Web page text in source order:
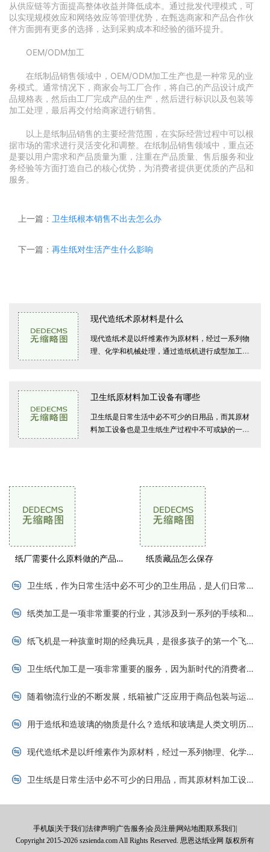
从供应链等方面提高整体收益并降低成本。通过批发代理模式，可
以实现规模效应和网络效应等管理优势，在甄选商家和产品合作伙
伴方面拥有更多的选择，达到采购成本和经验的循环提升。
OEM/ODM加工
在纸制品销售领域中，OEM/ODM加工生产也是一种常见的业
务模式。通常情况下，商家会与工厂合作，将自己的产品设计成产
品规格表，然后由工厂完成产品的生产，然后进行标识以及包装等
加工处理，最后再交付给商家进行销售。
以上是纸制品销售的主要经营范围，在实际经营过程中可以根
据市场的需求进行灵活变化和调整。在纸制品销售领域中，重点还
是要以用户需求和产品质量为重，注重在产品质量、售后服务和业
务经验等方面打造自己的核心优势，为消费者提供更优质的产品和
服务。
上一篇： 卫生纸根本销售不出去怎么办
下一篇： 再生纸对生活产生什么影响
现代造纸术原材料是什么
现代造纸术是以纤维素作为原材料，经过一系列物
理、化学和机械处理，通过造纸机进行成型加工，
卫生纸原材料加工设备有哪些
卫生纸是日常生活中必不可少的日用品，而其原材
料加工设备也是卫生纸生产过程中不可或缺的一
纸厂需要什么原料做的产品好 纸质藏品怎么保存
卫生纸，作为日常生活中必不可少的卫生用品，是人们日常生活中最基本的生活用品之一。卫生纸的原材料是什么做的呢？其实，卫生纸的原纸主要来源于木浆和再生纸两种原材料。木
纸类加工是一项非常重要的行业，其涉及到一系列的手续和证件。在中国，从事纸类加工必须获得相关许可证以保证产品符合国家标准并遵循相关法规。下面是一些我们需要了解的手续
纸飞机是一种孩童时期的经典玩具，是很多孩子的第一个飞行物品。但其实，纸飞机也可以被广泛的应用于成人世界。有很多成人都对纸飞机折的技术很感兴趣，上千种的纸飞机折法为
卫生纸代加工是一项非常重要的服务，因为新时代的消费者对高品质、高性能的卫生纸需求不断提高，这使得许多卫生纸代加工公司获得了越来越多的商机。如何联系客户以获取新订单
随着物流行业的不断发展，纸箱被广泛应用于商品包装与运输。而纸箱制造行业也因此获得了迅猛的发展。作为纸箱制造行业的核心，纸箱厂需要一系列的设备来支撑生产制造。本文将
用于造纸和造玻璃的物质是什么？造纸和玻璃是人类文明历史上最重要的发明之一。在古代，造纸和玻璃是过去生活中不可或缺的重要物质，而现今，由于科技不断提升和材料工艺的不
现代造纸术是以纤维素作为原材料，经过一系列物理、化学和机械处理，通过造纸机进行成型加工，生产出各种类型的纸张。在现代产业化的造纸过程中，原材料的选择和处理对最终纸
卫生纸是日常生活中必不可少的日用品，而其原材料加工设备也是卫生纸生产过程中不可或缺的一环。今天本文将为大家详细介绍卫生纸原材料加工设备有哪些。卫生纸的原材料主要包
手机版|关于我们|法律声明|广告服务|会员注册|网站地图|联系我们|
Copyright 2015-2026 szsienda.com All Rights Reserved. 思恩达纸业网 版权所有